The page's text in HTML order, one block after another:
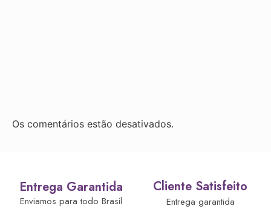
Os comentários estão desativados.
Entrega Garantida
Enviamos para todo Brasil
Cliente Satisfeito
Entrega garantida